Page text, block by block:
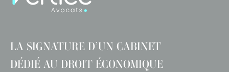
LA SIGNATURE D’UN CABINET
DÉDIÉ AU DROIT ÉCONOMIQUE